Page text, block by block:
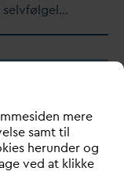
selvfølgel…
mere
samt til
herunder og
ved at klikke